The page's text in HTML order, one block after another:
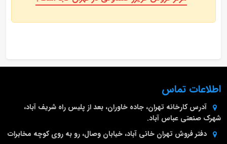
اطلاعات تماس
آدرس کارخانه تهران، جاده خاوران، بعد از پلیس راه شریف آباد،
شهرک صنعتی عباس آباد.
دفتر فروش تهران خانی آباد، خیابان وصال، رو به روی کوچه مخابرات